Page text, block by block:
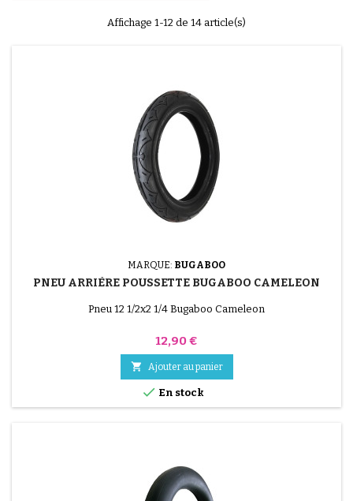
Affichage 1-12 de 14 article(s)
MARQUE: BUGABOO
PNEU ARRIÈRE POUSSETTE BUGABOO CAMELEON
Pneu 12 1/2x2 1/4 Bugaboo Cameleon
Prix
12,90 €
 Ajouter au panier
 En stock